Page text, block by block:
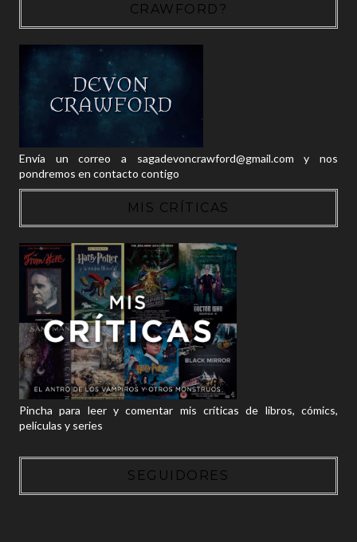
CRAWFORD?
Envía un correo a sagadevoncrawford@gmail.com y nos
pondremos en contacto contigo
MIS CRÍTICAS
Pincha para leer y comentar mis críticas de libros, cómics,
películas y series
SEGUIDORES